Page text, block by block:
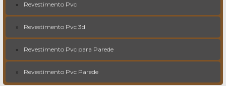
Revestimento Pvc
Revestimento Pvc 3d
Revestimento Pvc para Parede
Revestimento Pvc Parede